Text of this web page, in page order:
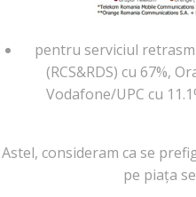
pentru serviciul
(RCS&RDS) cu 67%,
Vodafone/UPC cu
Astel, consideram ca se
pe piața